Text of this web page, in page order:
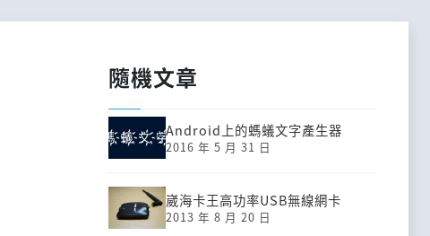
隨機文章
Android上的螞蟻文字產生器
2016 年 5 月 31 日
崴海卡王高功率USB無線網卡
2013 年 8 月 20 日